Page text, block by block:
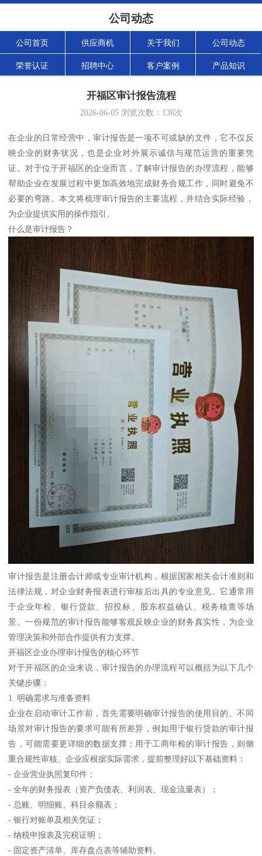
公司动态
公司首页 供应商机 关于我们 公司动态
荣誉认证 招聘中心 客户案例 产品知识
开福区审计报告流程
2026-06-05浏览次数： 138次
在企业的日常经营中，审计报告是一项不可或缺的文件，它不仅反
映企业的财务状况，也是企业对外展示诚信与规范运营的重要凭
证。对于位于开福区的企业而言，了解审计报告的办理流程，能够
帮助企业在发展过程中更加高效地完成财务合规工作，同时避免不
必要的弯路。本文将梳理审计报告的主要流程，并结合实际经验，
为企业提供实用的操作指引。
什么是审计报告？
审计报告是注册会计师或专业审计机构，根据国家相关会计准则和
法律法规，对企业财务报表进行审核后出具的专业意见。它通常用
于企业年检、银行贷款、招投标、股东权益确认、税务核查等场
景。一份规范的审计报告能够客观反映企业的财务真实性，为企业
管理决策和外部合作提供有力支撑。
开福区企业办理审计报告的核心环节
对于开福区的企业来说，审计报告的办理流程可以概括为以下几个
关键步骤：
1. 明确需求与准备资料
企业在启动审计工作前，首先需要明确审计报告的使用目的。不同
场景对审计报告的要求可能有所差异，例如用于银行贷款的审计报
告，可能需要更详细的数据支撑；用于工商年检的审计报告，则侧
重合规性审核。企业应根据实际需求，提前整理好以下基础资料：
- 企业营业执照复印件；
- 全年的财务报表（资产负债表、利润表、现金流量表）；
- 总账、明细账、科目余额表；
- 银行对账单及相关凭证；
- 纳税申报表及完税证明；
- 固定资产清单、库存盘点表等辅助资料。